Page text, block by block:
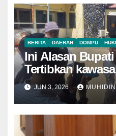
BERITA DAERAH DOMPU
Ini Alasan
Tertibkan
Lawata Permai
JUN 3, 2026 MUHIDIN